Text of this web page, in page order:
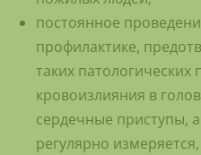
постоянное
профилактике,
таких патологических
кровоизлияния в
сердечные приступы,
регулярно